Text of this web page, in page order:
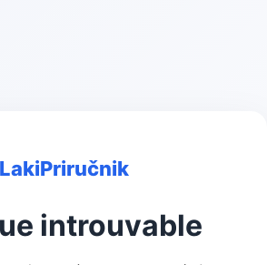
LakiPriručnik
introuvable